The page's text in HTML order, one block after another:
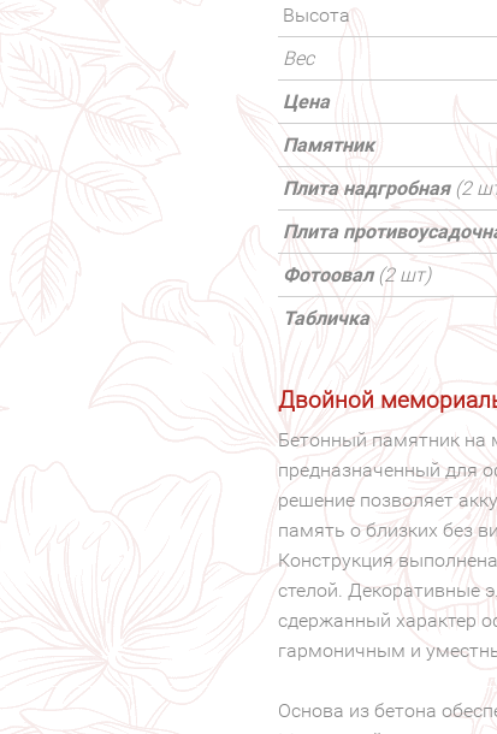
Высота
Вес
Цена
Памятник
Плита надгробная (2
Плита
Фотоовал (2 шт)
Табличка
Двойной
Бетонный памятник на
предназначенный для
решение позволяет
память о близких без
Конструкция
стелой. Декоративные
сдержанный характер
гармоничным и
Основа из бетона